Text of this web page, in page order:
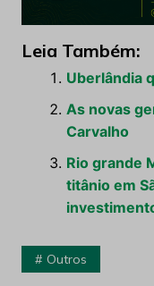
Leia Também:
Uberlândia
As novas
Carvalho
Rio grande
titânio em
Outros